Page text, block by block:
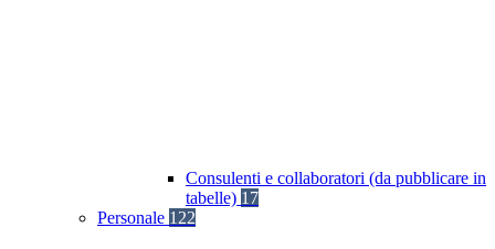
Consulenti e collaboratori (da pubblicare in
tabelle) 17
Personale 122